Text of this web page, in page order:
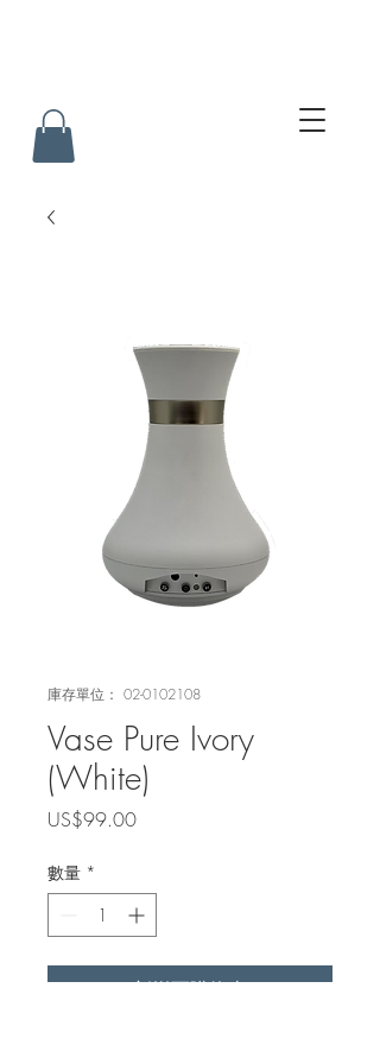
庫存單位： 02-0102108
Vase Pure Ivory
(White)
US$99.00價
數量 *
新增至購物車